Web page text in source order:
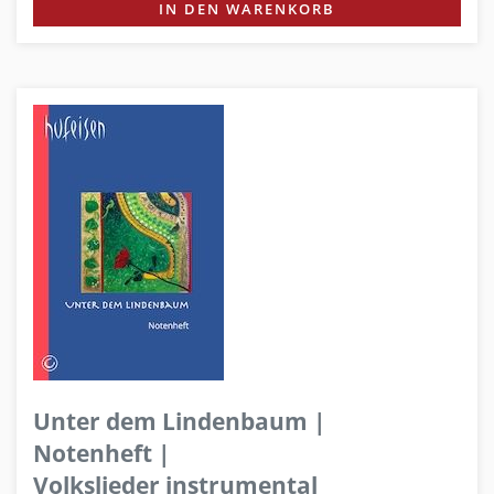
IN DEN WARENKORB
Unter dem Lindenbaum |
Notenheft |
Volkslieder instrumental